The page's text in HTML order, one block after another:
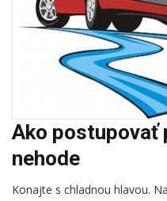
Ako postupovať
nehode
Konajte s chladnou hlavou.